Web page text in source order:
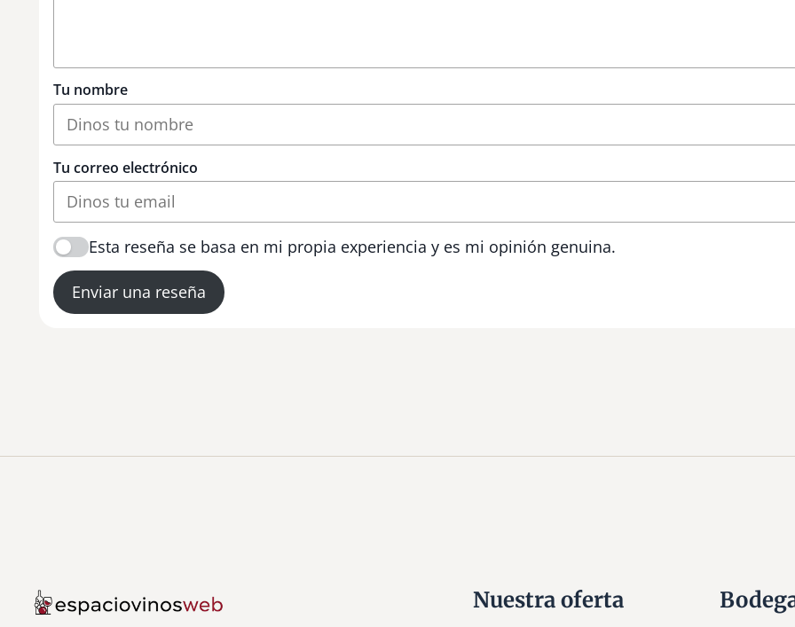
Tu nombre
Tu correo electrónico
Esta reseña se basa en mi propia experiencia y es mi opinión genuina.
Enviar una reseña
Nuestra oferta